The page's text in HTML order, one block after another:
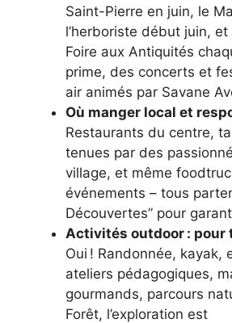
Saint-Pierre en juin, le
l’herboriste début juin,
Foire aux Antiquités
prime, des concerts et
air animés par Savane
Où manger local et
Restaurants du centre,
tenues par des
village, et même
événements – tous
Découvertes” pour
Activités outdoor : pour
Oui ! Randonnée, kayak,
ateliers pédagogiques,
gourmands, parcours
Forêt, l’exploration est